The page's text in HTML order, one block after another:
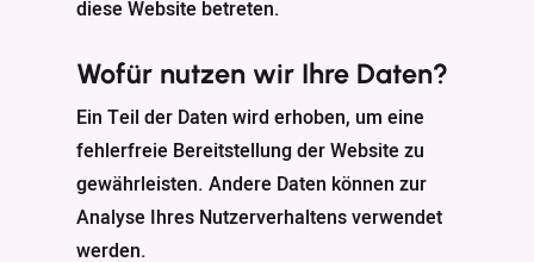
diese Website betreten.
Wofür nutzen wir Ihre Daten?
Ein Teil der Daten wird erhoben, um eine
fehlerfreie Bereitstellung der Website zu
gewährleisten. Andere Daten können zur
Analyse Ihres Nutzerverhaltens verwendet
werden.